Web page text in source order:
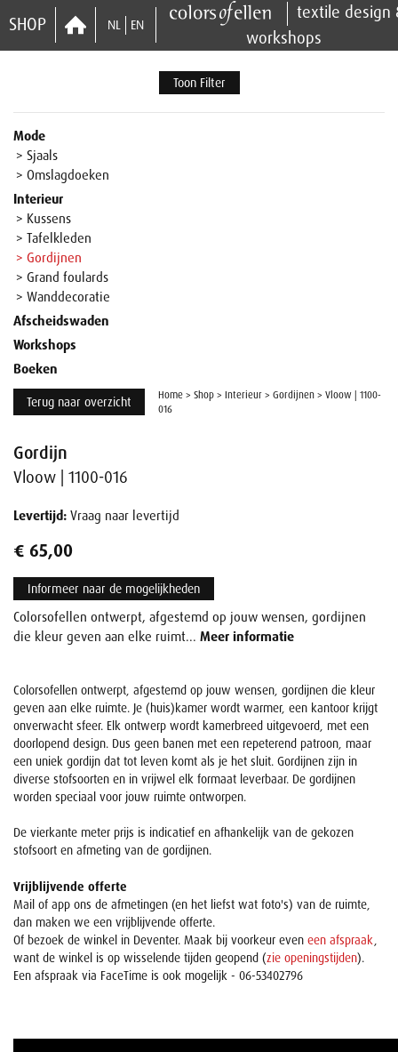
SHOP NL EN
textile design
workshops
Toon Filter
Mode
> Sjaals
> Omslagdoeken
Interieur
> Kussens
> Tafelkleden
> Gordijnen
> Grand foulards
> Wanddecoratie
Afscheidswaden
Workshops
Boeken
Terug naar overzicht Home > Shop > Interieur > Gordijnen > Vloow | 1100-
016
Gordijn
Vloow | 1100-016
Levertijd: Vraag naar levertijd
€ 65,00
Informeer naar de mogelijkheden
Colorsofellen ontwerpt, afgestemd op jouw wensen, gordijnen
die kleur geven aan elke ruimt... Meer informatie
Colorsofellen ontwerpt, afgestemd op jouw wensen, gordijnen die kleur
geven aan elke ruimte. Je (huis)kamer wordt warmer, een kantoor krijgt
onverwacht sfeer. Elk ontwerp wordt kamerbreed uitgevoerd, met een
doorlopend design. Dus geen banen met een repeterend patroon, maar
een uniek gordijn dat tot leven komt als je het sluit. Gordijnen zijn in
diverse stofsoorten en in vrijwel elk formaat leverbaar. De gordijnen
worden speciaal voor jouw ruimte ontworpen.
De vierkante meter prijs is indicatief en afhankelijk van de gekozen
stofsoort en afmeting van de gordijnen.
Vrijblijvende offerte
Mail of app ons de afmetingen (en het liefst wat foto's) van de ruimte,
dan maken we een vrijblijvende offerte.
Of bezoek de winkel in Deventer. Maak bij voorkeur even een afspraak,
want de winkel is op wisselende tijden geopend (zie openingstijden).
Een afspraak via FaceTime is ook mogelijk - 06-53402796